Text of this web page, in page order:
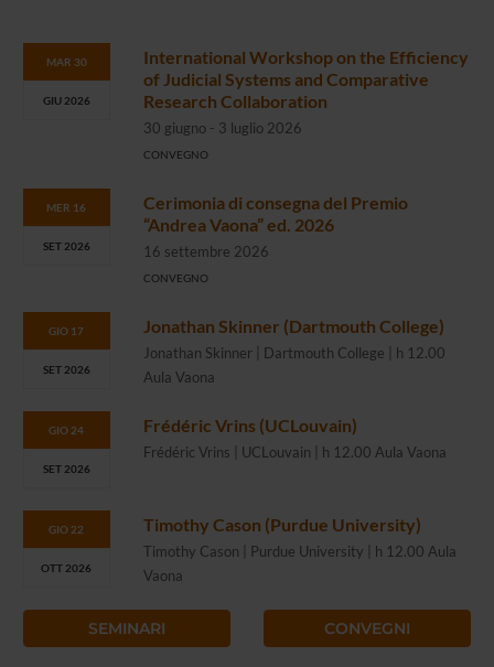
MAR 30
GIU 2026
International Workshop on the Efficiency
of Judicial Systems and Comparative
Research Collaboration
30 giugno - 3 luglio 2026
CONVEGNO
MER 16
SET 2026
Cerimonia di consegna del Premio
“Andrea Vaona” ed. 2026
16 settembre 2026
CONVEGNO
GIO 17
SET 2026
Jonathan Skinner (Dartmouth College)
Jonathan Skinner | Dartmouth College | h 12.00
Aula Vaona
GIO 24
SET 2026
Frédéric Vrins (UCLouvain)
Frédéric Vrins | UCLouvain | h 12.00 Aula Vaona
GIO 22
OTT 2026
Timothy Cason (Purdue University)
Timothy Cason | Purdue University | h 12.00 Aula
Vaona
SEMINARI CONVEGNI